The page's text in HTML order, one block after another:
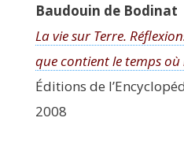
Bau­douin de Bodinat
La vie sur Terre.
que contient le temps où
Édi­tions de
2008